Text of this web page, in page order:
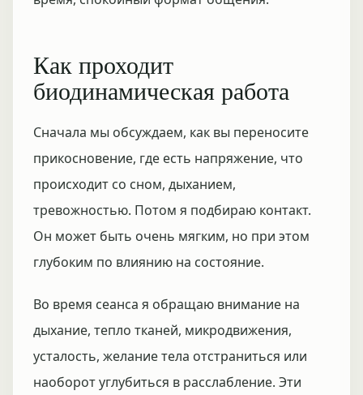
Как проходит
биодинамическая работа
Сначала мы обсуждаем, как вы переносите
прикосновение, где есть напряжение, что
происходит со сном, дыханием,
тревожностью. Потом я подбираю контакт.
Он может быть очень мягким, но при этом
глубоким по влиянию на состояние.
Во время сеанса я обращаю внимание на
дыхание, тепло тканей, микродвижения,
усталость, желание тела отстраниться или
наоборот углубиться в расслабление. Эти